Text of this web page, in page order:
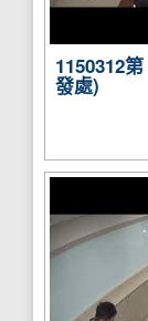
1150312
發處)